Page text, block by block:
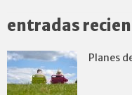
entradas
Planes